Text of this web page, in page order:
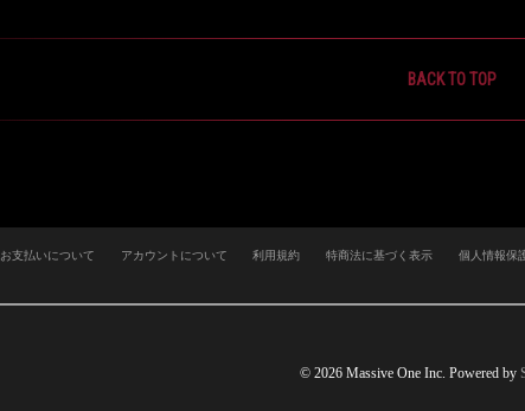
BACK TO TOP
お支払いについて アカウントについて 利用規約 特商法に基づく表示 個人情報保
© 2026 Massive One Inc. Powered by